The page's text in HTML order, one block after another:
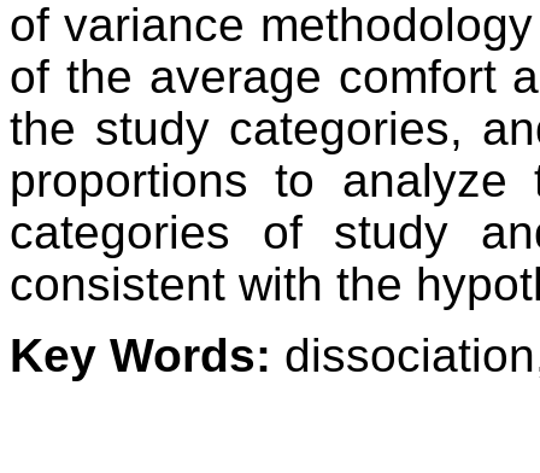
of variance
of the average comfort
the study categories,
proportions to analyze
categories of study
consistent with the
Key Words: